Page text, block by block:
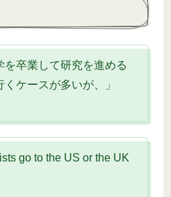
を卒業して研究を進める
ケースが多いが、」
go to the US or the UK